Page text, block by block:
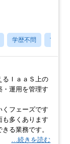
学歴不問 フレッ
るＩａａＳ上の
・運用を管理す
くフェーズです
多くあります
る業務です。
…続きを読む